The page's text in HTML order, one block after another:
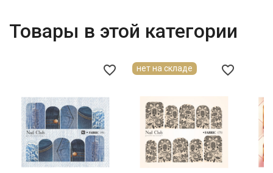
Товары в этой категории
favorite_border favorite_border
нет на складе